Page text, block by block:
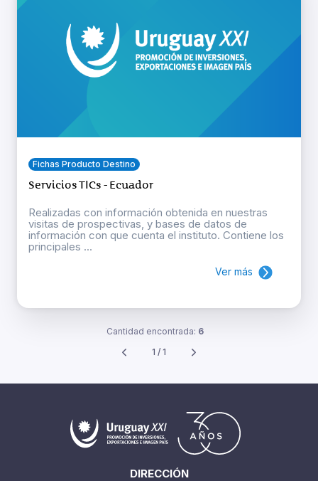
Fichas Producto Destino
Servicios TICs - Ecuador
Realizadas con información obtenida en nuestras
visitas de prospectivas, y bases de datos de
información con que cuenta el instituto. Contiene los
principales ...
Ver más
Cantidad encontrada: 6
1 / 1
DIRECCIÓN